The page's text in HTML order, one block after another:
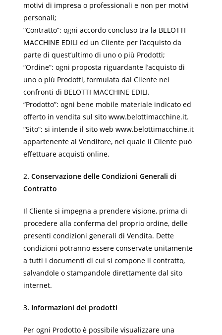
motivi di impresa o professionali e non per motivi
personali;
“Contratto”: ogni accordo concluso tra la BELOTTI
MACCHINE EDILI ed un Cliente per l’acquisto da
parte di quest’ultimo di uno o più Prodotti;
“Ordine”: ogni proposta riguardante l’acquisto di
uno o più Prodotti, formulata dal Cliente nei
confronti di BELOTTI MACCHINE EDILI.
“Prodotto”: ogni bene mobile materiale indicato ed
offerto in vendita sul sito www.belottimacchine.it.
“Sito”: si intende il sito web www.belottimacchine.it
appartenente al Venditore, nel quale il Cliente può
effettuare acquisti online.
2. Conservazione delle Condizioni Generali di
Contratto
Il Cliente si impegna a prendere visione, prima di
procedere alla conferma del proprio ordine, delle
presenti condizioni generali di Vendita. Dette
condizioni potranno essere conservate unitamente
a tutti i documenti di cui si compone il contratto,
salvandole o stampandole direttamente dal sito
internet.
3. Informazioni dei prodotti
Per ogni Prodotto è possibile visualizzare una